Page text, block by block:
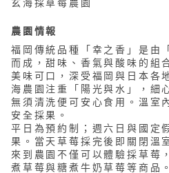
玄海採草莓農園
農園情報
福岡傳統品種「幸之香」是由
而成，甜味、香氣與酸味的組
美味可口，深受福岡與日本各
海農園注重「陽光與水」，細
無須清洗便可安心食用。溫室
安全採果。
平日為預約制；週六日與國定
果。當天草莓採完後即關閉溫
來到農園不僅可以體驗採草莓
煮草莓與糖煮牛奶草莓等商品。